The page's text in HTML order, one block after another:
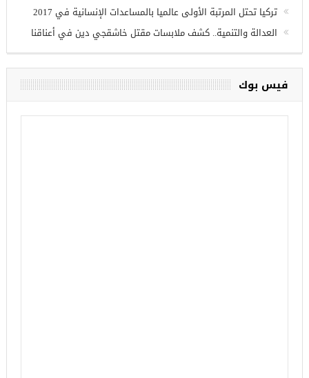
تركيا تنشئ 3 مستشفيات في مناطق درع الفرات بسوريا
أردوغان يفتتح القسم الثاني من خط مترو ” أوسكودار- جكمة كوي”
تركيا تحتل المرتبة الأولى عالميا بالمساعدات الإنسانية في 2017
العدالة والتنمية.. كشف ملابسات مقتل خاشقجي دين في أعناقنا